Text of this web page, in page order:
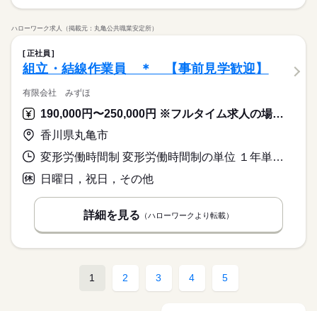
ハローワーク求人（掲載元：丸亀公共職業安定所）
正社員
組立・結線作業員 ＊ 【事前見学歓迎】
有限会社 みずほ
190,000円〜250,000円 ※フルタイム求人の場合は月額（換算額）、パート求人の場合は時間額を表示しています。
香川県丸亀市
変形労働時間制 変形労働時間制の単位 １年単位 就業時間１ 8時30分〜17時20分
日曜日，祝日，その他
詳細を見る （ハローワークより転載）
1 2 3 4 5